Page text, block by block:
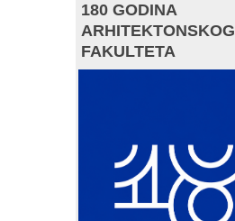
180 GODINA
ARHITEKTONSKOG
FAKULTETA